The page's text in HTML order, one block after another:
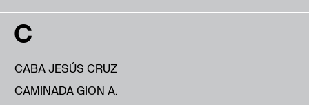
C
CABA JESÚS CRUZ
CAMINADA GION A.